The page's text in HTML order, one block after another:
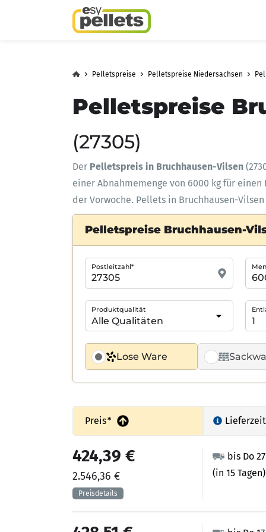
Pelletspreise Pelletspreise Niedersachsen
Pelletspreise
(27305)
Der Pelletspreis in Bruchhausen-Vilsen
einer Abnahmemenge von 6000 kg für
der Vorwoche. Pellets in Bruchhausen-
Pelletspreise Bruchhausen-
Lose Ware
Postleitzahl*
Produktqualität
Preis* Lieferzeit
bis Do
(in 15 Tagen)
424,39 €
2.546,36 €